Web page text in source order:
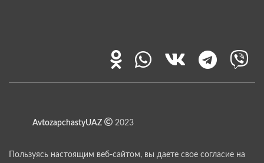
AvtozapchastyUAZ 2023
Пользуясь настоящим веб-сайтом, вы даете свое согласие на